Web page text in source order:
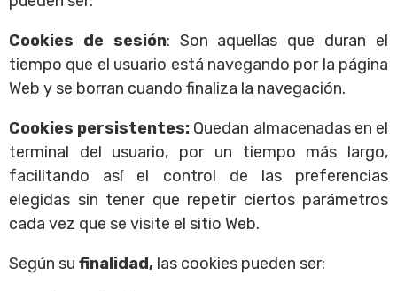
Cookies de sesión: Son aquellas que duran el
tiempo que el usuario está navegando por la página
Web y se borran cuando finaliza la navegación.
Cookies persistentes: Quedan almacenadas en el
terminal del usuario, por un tiempo más largo,
facilitando así el control de las preferencias
elegidas sin tener que repetir ciertos parámetros
cada vez que se visite el sitio Web.
Según su finalidad, las cookies pueden ser: